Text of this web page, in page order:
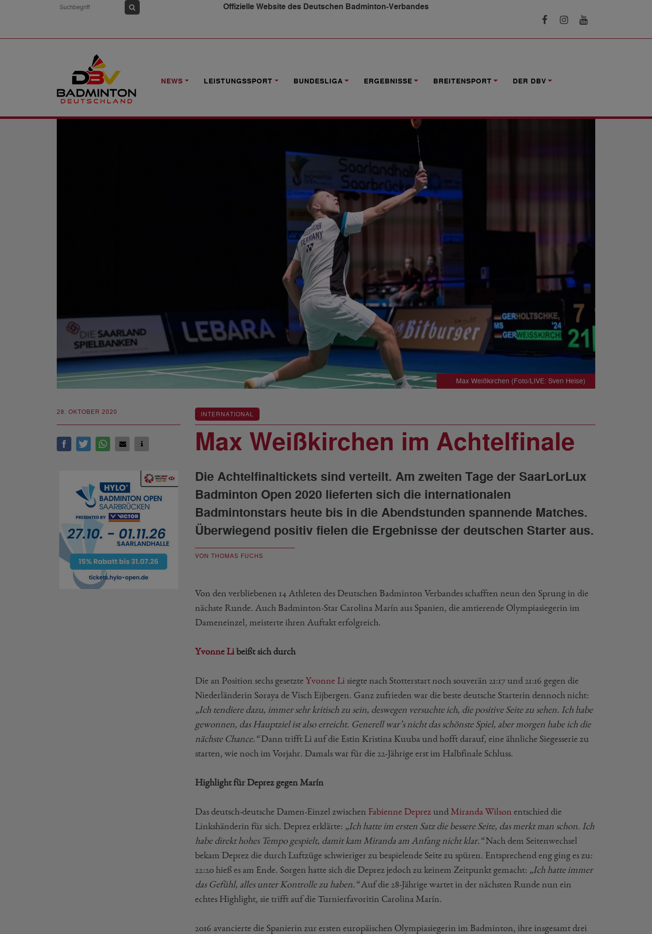
Offizielle Website des Deutschen Badminton-Verbandes
NEWS LEISTUNGSSPORT BUNDESLIGA ERGEBNISSE BREITENSPORT DER DBV
NEWS
Max Weißkirchen (Foto/LIVE: Sven Heise)
28. OKTOBER 2020 INTERNATIONAL
Max Weißkirchen im Achtelfinale
Die Achtelfinaltickets sind verteilt. Am zweiten Tage der SaarLorLux
Badminton Open 2020 lieferten sich die internationalen
Badmintonstars heute bis in die Abendstunden spannende Matches.
Überwiegend positiv fielen die Ergebnisse der deutschen Starter aus.
VON THOMAS FUCHS
Von den verbliebenen 14 Athleten des Deutschen Badminton Verbandes schafften neun den Sprung in die
nächste Runde. Auch Badminton-Star Carolina Marín aus Spanien, die amtierende Olympiasiegerin im
Dameneinzel, meisterte ihren Auftakt erfolgreich.
Yvonne Li beißt sich durch
Die an Position sechs gesetzte Yvonne Li siegte nach Stotterstart noch souverän 21:17 und 21:16 gegen die
Niederländerin Soraya de Visch Eijbergen. Ganz zufrieden war die beste deutsche Starterin dennoch nicht:
„Ich tendiere dazu, immer sehr kritisch zu sein, deswegen versuchte ich, die positive Seite zu sehen. Ich habe
gewonnen, das Hauptziel ist also erreicht. Generell war’s nicht das schönste Spiel, aber morgen habe ich die
nächste Chance.“Dann trifft Li auf die Estin Kristina Kuuba und hofft darauf, eine ähnliche Siegesserie zu
starten, wie noch im Vorjahr. Damals war für die 22-Jährige erst im Halbfinale Schluss.
Highlight für Deprez gegen Marín
Das deutsch-deutsche Damen-Einzel zwischen Fabienne Deprez und Miranda Wilson entschied die
Linkshänderin für sich. Deprez erklärte: „Ich hatte im ersten Satz die bessere Seite, das merkt man schon. Ich
habe direkt hohes Tempo gespielt, damit kam Miranda am Anfang nicht klar.“Nach dem Seitenwechsel
bekam Deprez die durch Luftzüge schwieriger zu bespielende Seite zu spüren. Entsprechend eng ging es zu:
22:20 hieß es am Ende. Sorgen hatte sich die Deprez jedoch zu keinem Zeitpunkt gemacht: „Ich hatte immer
das Gefühl, alles unter Kontrolle zu haben.“Auf die 28-Jährige wartet in der nächsten Runde nun ein
echtes Highlight, sie trifft auf die Turnierfavoritin Carolina Marín.
2016 avancierte die Spanierin zur ersten europäischen Olympiasiegerin im Badminton, ihre insgesamt drei